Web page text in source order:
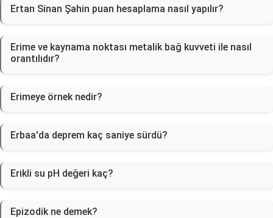
Ertan Sinan Şahin puan hesaplama nasıl yapılır?
Erime ve kaynama noktası metalik bağ kuvveti ile nasıl
orantılıdır?
Erimeye örnek nedir?
Erbaa'da deprem kaç saniye sürdü?
Erikli su pH değeri kaç?
Epizodik ne demek?